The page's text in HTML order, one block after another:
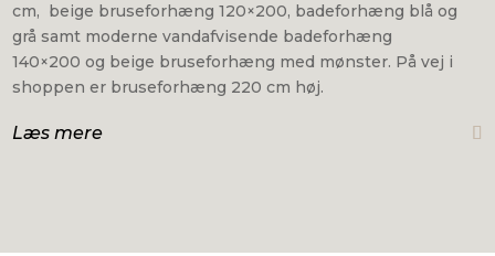
cm, beige bruseforhæng 120×200, badeforhæng blå og
grå samt moderne vandafvisende badeforhæng
140×200 og beige bruseforhæng med mønster. På vej i
shoppen er bruseforhæng 220 cm høj.
Læs mere